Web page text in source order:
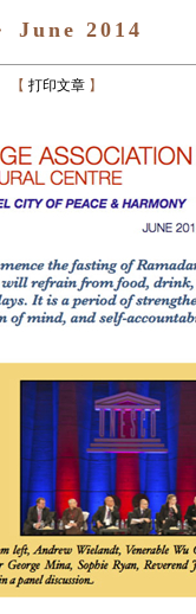
June 2014
【 打印文章】